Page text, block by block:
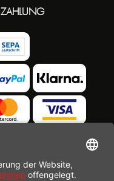
ZAHLUNG